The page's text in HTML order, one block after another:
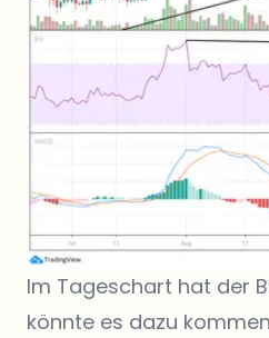
Im Tageschart hat der
könnte es dazu